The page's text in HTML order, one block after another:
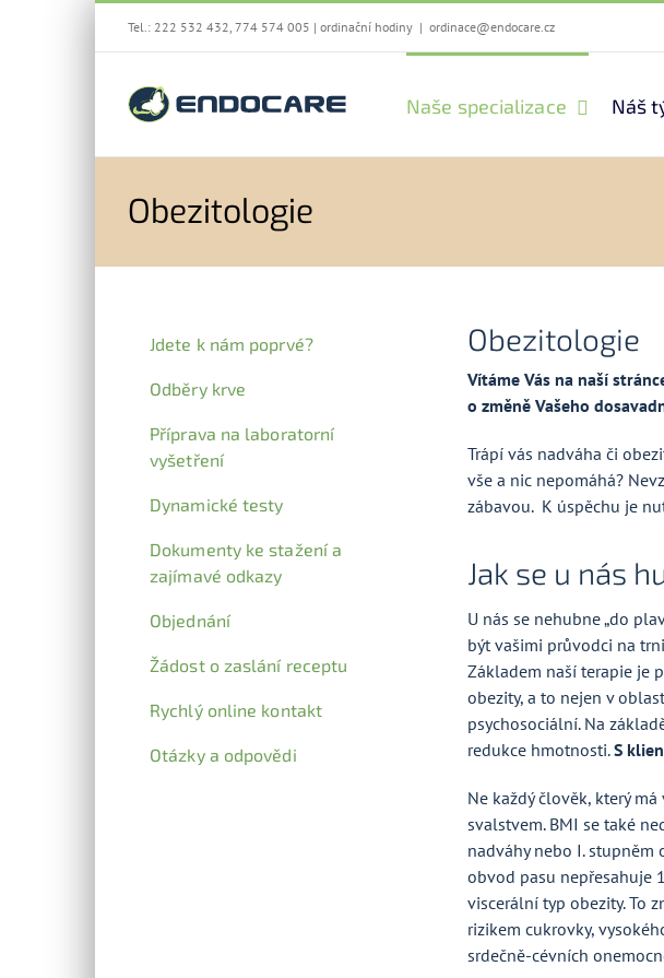
Tel.: 222 532 432, 774 574 005 | ordinační hodiny | ordinace@endocare.cz
Naše specializace Náš
Obezitologie
Jdete k nám poprvé?
Odběry krve
Příprava na laboratorní
vyšetření
Dynamické testy
Dokumenty ke stažení a
zajímavé odkazy
Objednání
Žádost o zaslání receptu
Rychlý online kontakt
Otázky a odpovědi
Obezitologie
Vítáme Vás na naší
o změně Vašeho
Trápí vás nadváha či
vše a nic nepomáhá?
zábavou. K úspěchu je
Jak se u nás
U nás se nehubne „do
být vašimi průvodci na
Základem naší terapie je
obezity, a to nejen v
psychosociální. Na
redukce hmotnosti.S
Ne každý člověk, který
svalstvem. BMI se také
nadváhy nebo I.
obvod pasu nepřesahuje
viscerální typ obezity. To
rizikem cukrovky,
srdečně-cévních